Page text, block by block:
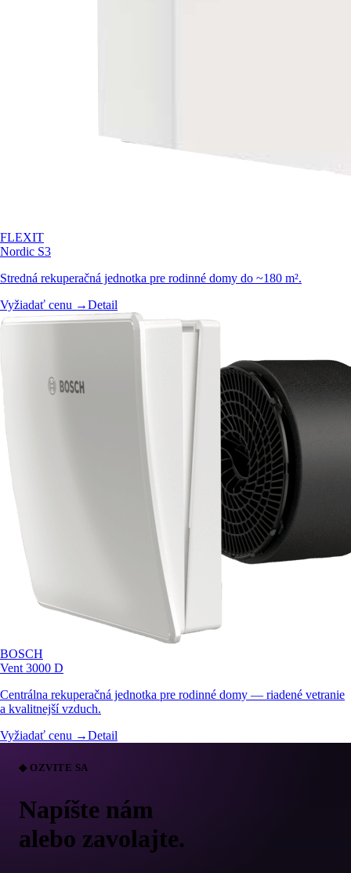
FLEXIT
Nordic S3
Stredná rekuperačná jednotka pre rodinné domy do ~180 m².
Vyžiadať cenu →Detail
BOSCH
Vent 3000 D
Centrálna rekuperačná jednotka pre rodinné domy — riadené vetranie
a kvalitnejší vzduch.
Vyžiadať cenu →Detail
◆ OZVITE SA
Napíšte nám
alebo zavolajte.